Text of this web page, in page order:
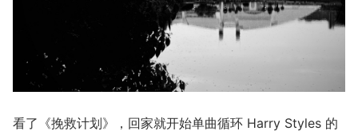
看了《挽救计划》，回家就开始单曲循环 Harry Styles 的